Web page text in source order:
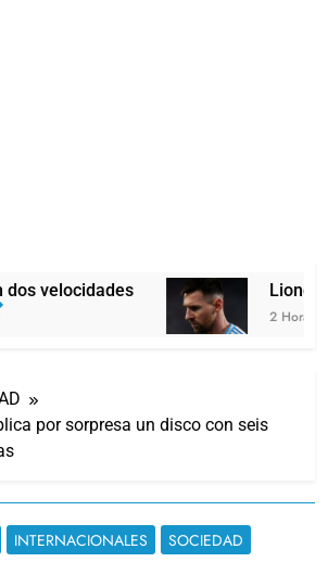
dos velocidades Lionel
2 Horas
por sorpresa un disco con seis
INTERNACIONALES SOCIEDAD